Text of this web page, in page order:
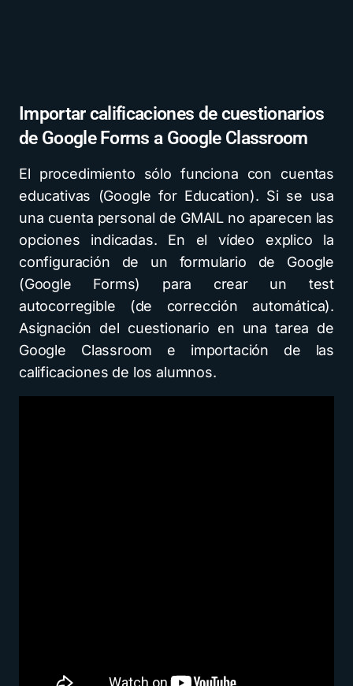
Importar calificaciones de cuestionarios
de Google Forms a Google Classroom
El procedimiento sólo funciona con cuentas
educativas (Google for Education). Si se usa
una cuenta personal de GMAIL no aparecen las
opciones indicadas. En el vídeo explico la
configuración de un formulario de Google
(Google Forms) para crear un test
autocorregible (de corrección automática).
Asignación del cuestionario en una tarea de
Google Classroom e importación de las
calificaciones de los alumnos.